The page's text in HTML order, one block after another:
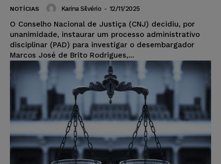
NOTÍCIAS Karina Silvério - 12/11/2025
O Conselho Nacional de Justiça (CNJ) decidiu, por
unanimidade, instaurar um processo administrativo
disciplinar (PAD) para investigar o desembargador
Marcos José de Brito Rodrigues,...